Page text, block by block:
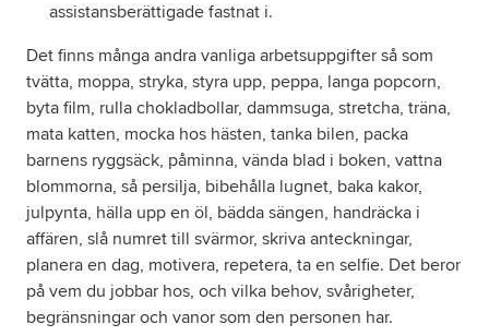
assistansberättigade fastnat i.
Det finns många andra vanliga arbetsuppgifter så som
tvätta, moppa, stryka, styra upp, peppa, langa popcorn,
byta film, rulla chokladbollar, dammsuga, stretcha, träna,
mata katten, mocka hos hästen, tanka bilen, packa
barnens ryggsäck, påminna, vända blad i boken, vattna
blommorna, så persilja, bibehålla lugnet, baka kakor,
julpynta, hälla upp en öl, bädda sängen, handräcka i
affären, slå numret till svärmor, skriva anteckningar,
planera en dag, motivera, repetera, ta en selfie. Det beror
på vem du jobbar hos, och vilka behov, svårigheter,
begränsningar och vanor som den personen har.